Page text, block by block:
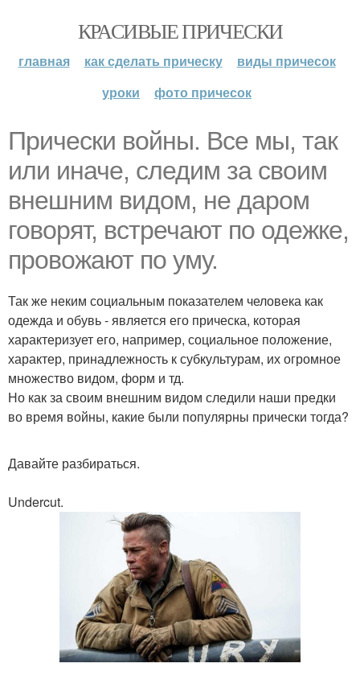
КРАСИВЫЕ ПРИЧЕСКИ
главная как сделать прическу
виды причесок
уроки
фото причесок
Прически войны. Все мы, так
или иначе, следим за своим
внешним видом, не даром
говорят, встречают по одежке,
провожают по уму.
Так же неким социальным показателем человека как
одежда и обувь - является его прическа, которая
характеризует его, например, социальное положение,
характер, принадлежность к субкультурам, их огромное
множество видом, форм и тд.
Но как за своим внешним видом следили наши предки
во время войны, какие были популярны прически тогда?
Давайте разбираться.
Undercut.